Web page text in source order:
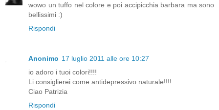
wowo un tuffo nel colore e poi accipicchia barbara ma sono
bellissimi :)
Rispondi
Anonimo 17 luglio 2011 alle ore 10:27
io adoro i tuoi colori!!!!
Li consiglierei come antidepressivo naturale!!!!
Ciao Patrizia
Rispondi